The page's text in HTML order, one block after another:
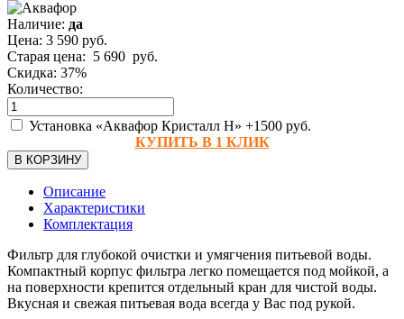
Наличие: да
Цена: 3 590 руб.
Старая цена: 5 690 руб.
Скидка: 37%
Количество:
Установка «Аквафор Кристалл Н» +1500 руб.
КУПИТЬ В 1 КЛИК
В КОРЗИНУ
Описание
Характеристики
Комплектация
Фильтр для глубокой очистки и умягчения питьевой воды.
Компактный корпус фильтра легко помещается под мойкой, а
на поверхности крепится отдельный кран для чистой воды.
Вкусная и свежая питьевая вода всегда у Вас под рукой.